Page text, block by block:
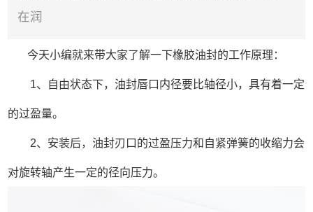
在润
今天小编就来带大家了解一下橡胶油封的工作原理：
1、自由状态下，油封唇口内径要比轴径小，具有着一定
的过盈量。
2、安装后，油封刃口的过盈压力和自紧弹簧的收缩力会
对旋转轴产生一定的径向压力。